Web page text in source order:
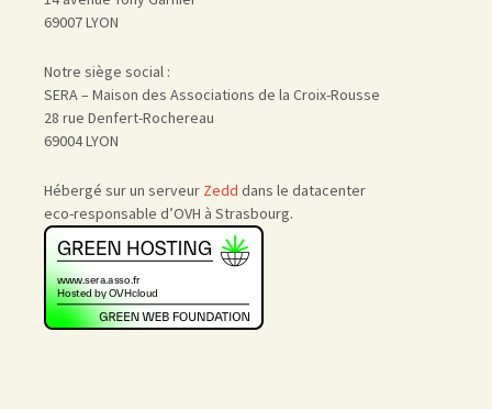
69007 LYON
Notre siège social :
SERA – Maison des Associations de la Croix-Rousse
28 rue Denfert-Rochereau
69004 LYON
Hébergé sur un serveur Zedd dans le datacenter
eco-responsable d’OVH à Strasbourg.